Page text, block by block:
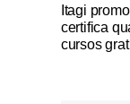
Notícias Católicas
Itagi
certifica
cursos